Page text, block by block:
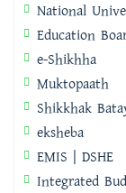
National
Education
e-Shikhha
Muktopaath
Shikkhak
eksheba
EMIS | DSHE
Integrated